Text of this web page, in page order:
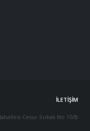
İLETIŞIM
Cesur Sokak No 10/B